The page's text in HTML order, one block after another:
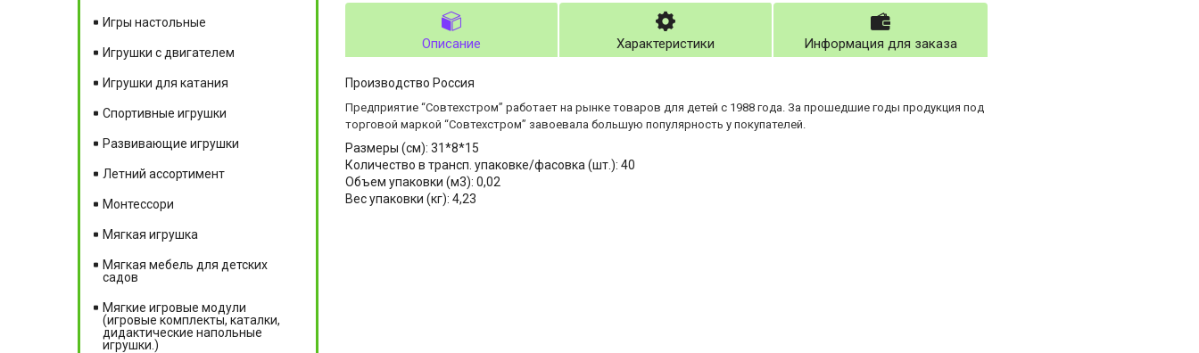
Описание Характеристики Информация для заказа
Производство Россия
Предприятие “Совтехстром” работает на рынке товаров для детей с 1988 года. За прошедшие годы продукция под
торговой маркой “Совтехстром” завоевала большую популярность у покупателей.
Размеры (см): 31*8*15
Количество в трансп. упаковке/фасовка (шт.): 40
Объем упаковки (м3): 0,02
Вес упаковки (кг): 4,23
Игры настольные
Игрушки с двигателем
Игрушки для катания
Спортивные игрушки
Развивающие игрушки
Летний ассортимент
Монтессори
Мягкая игрушка
Мягкая мебель для детских
садов
Мягкие игровые модули
(игровые комплекты, каталки,
дидактические напольные
игрушки.)